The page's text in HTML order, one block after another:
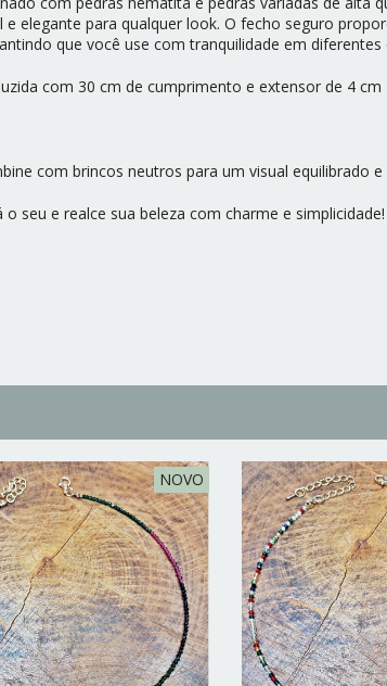
e elegante para qualquer look. O fecho seguro
que você use com tranquilidade em diferentes
com 30 cm de cumprimento e extensor de 4 cm
com brincos neutros para um visual equilibrado e
o seu e realce sua beleza com charme e simplicidade!
NOVO